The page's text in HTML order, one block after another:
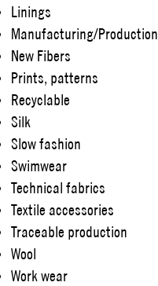
Linings
Manufacturing/Production
New Fibers
Prints, patterns
Recyclable
Silk
Slow fashion
Swimwear
Technical fabrics
Textile accessories
Traceable production
Wool
Work wear